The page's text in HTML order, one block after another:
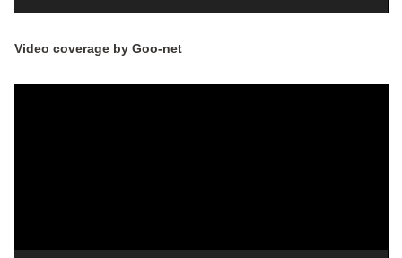
Video coverage by Goo-net